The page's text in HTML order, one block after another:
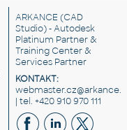
ARKANCE (CAD
Studio) - Autodesk
Platinum Partner &
Training Center &
Services Partner
KONTAKT:
| tel. +420 910 970 111